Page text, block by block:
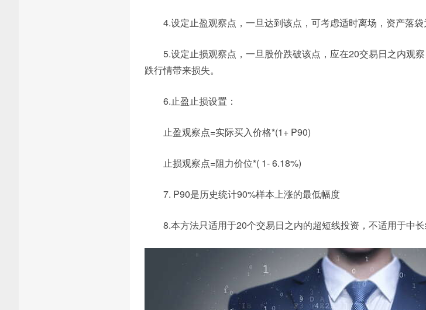
4.设定止盈观察点，一旦达到该点，可考虑适时离场，资产落袋
5.设定止损观察点，一旦股价跌破该点，应在20交易日之内观
跌行情带来损失。
6.止盈止损设置：
止盈观察点=实际买入价格*(1+ P90)
止损观察点=阻力价位*( 1- 6.18%)
7. P90是历史统计90%样本上涨的最低幅度
8.本方法只适用于20个交易日之内的超短线投资，不适用于中